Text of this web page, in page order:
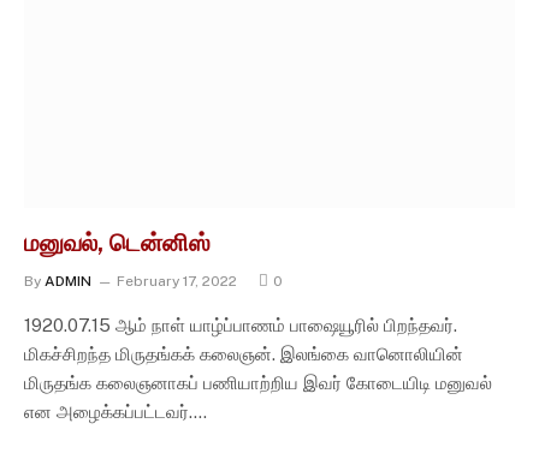
மனுவல், டென்னிஸ்
By ADMIN February 17, 2022 0
1920.07.15 ஆம் நாள் யாழ்ப்பாணம் பாஷையூரில் பிறந்தவர்.
மிகச்சிறந்த மிருதங்கக் கலைஞன். இலங்கை வானொலியின்
மிருதங்க கலைஞனாகப் பணியாற்றிய இவர் கோடையிடி மனுவல்
என அழைக்கப்பட்டவர்.…